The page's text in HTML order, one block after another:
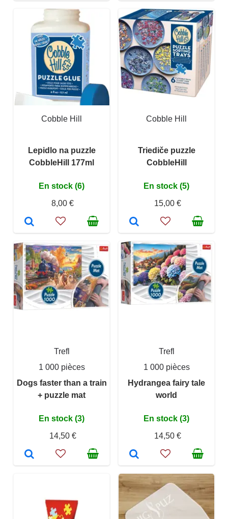
Cobble Hill
Lepidlo na puzzle
CobbleHill 177ml
En stock (6)
8,00 €
Cobble Hill
Triediče puzzle
CobbleHill
En stock (5)
15,00 €
Trefl
1 000 pièces
Dogs faster than a train
+ puzzle mat
En stock (3)
14,50 €
Trefl
1 000 pièces
Hydrangea fairy tale
world
En stock (3)
14,50 €